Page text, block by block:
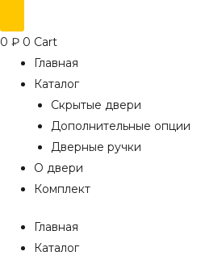
0 ₽ 0 Cart
Главная
Каталог
Скрытые двери
Дополнительные опции
Дверные ручки
О двери
Комплект
Главная
Каталог